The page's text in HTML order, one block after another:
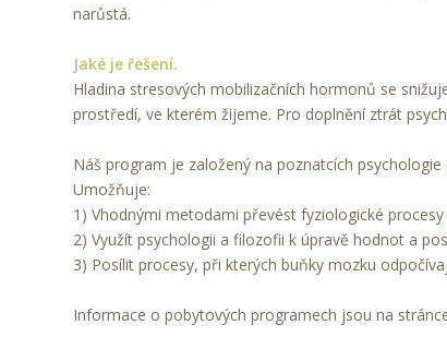
narůstá.
Jaké je řešení.
Hladina stresových mobilizačních hormonů se
prostředí, ve kterém žijeme. Pro doplnění ztrát
Náš program je založený na poznatcích
Umožňuje:
1) Vhodnými metodami převést fyziologické
2) Využít psychologii a filozofii k úpravě hodnot a
3) Posílit procesy, při kterých buňky mozku
Informace o pobytových programech jsou na